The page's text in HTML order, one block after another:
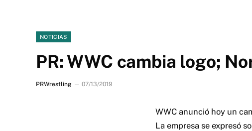
NOTICIAS
PR: WWC cambia logo;
PRWrestling 07/13/2019
WWC anunció hoy un
La empresa se expresó